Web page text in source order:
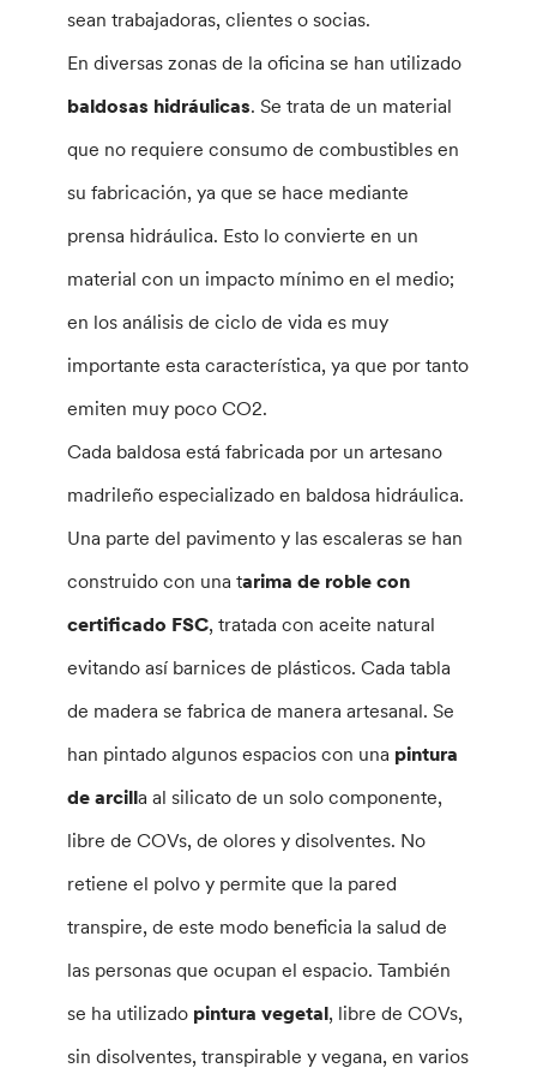
sean trabajadoras, clientes o socias.
En diversas zonas de la oficina se han utilizado
baldosas hidráulicas. Se trata de un material
que no requiere consumo de combustibles en
su fabricación, ya que se hace mediante
prensa hidráulica. Esto lo convierte en un
material con un impacto mínimo en el medio;
en los análisis de ciclo de vida es muy
importante esta característica, ya que por tanto
emiten muy poco CO2.
Cada baldosa está fabricada por un artesano
madrileño especializado en baldosa hidráulica.
Una parte del pavimento y las escaleras se han
construido con una tarima de roble con
certificado FSC, tratada con aceite natural
evitando así barnices de plásticos. Cada tabla
de madera se fabrica de manera artesanal. Se
han pintado algunos espacios con una pintura
de arcilla al silicato de un solo componente,
libre de COVs, de olores y disolventes. No
retiene el polvo y permite que la pared
transpire, de este modo beneficia la salud de
las personas que ocupan el espacio. También
se ha utilizado pintura vegetal, libre de COVs,
sin disolventes, transpirable y vegana, en varios